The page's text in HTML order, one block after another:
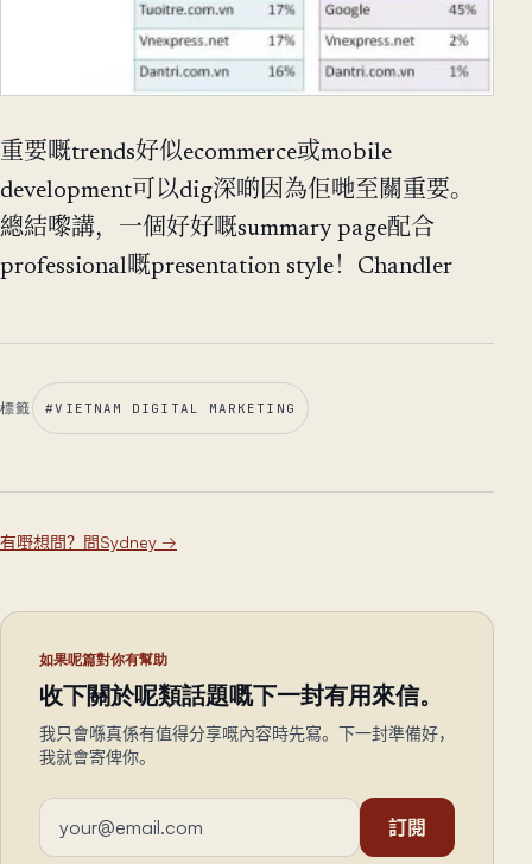
重要嘅trends好似ecommerce或mobile
development可以dig深啲因為佢哋至關重要。
總結嚟講，一個好好嘅summary page配合
professional嘅presentation style！Chandler
標籤 #VIETNAM DIGITAL MARKETING
有嘢想問？問Sydney →
如果呢篇對你有幫助
收下關於呢類話題嘅下一封有用來信。
我只會喺真係有值得分享嘅內容時先寫。下一封準備好，
我就會寄俾你。
電郵地址
訂閱